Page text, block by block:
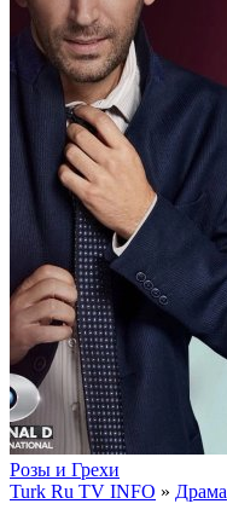
Розы и Грехи
Turk Ru TV INFO » Драма